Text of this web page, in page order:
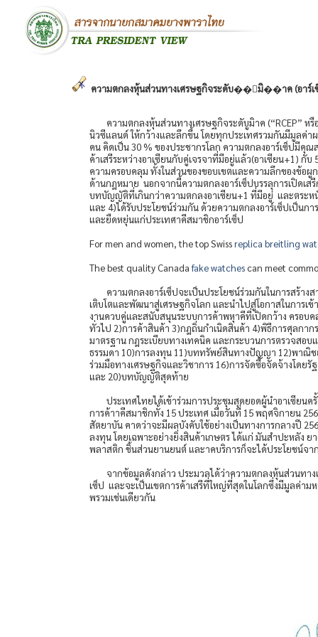
ความตกลงหุ้นส่วนทางเศรษฐกิจระดับ��ูมิ��าค (อาร์เ
ความตกลงหุ้นส่วนทางเศรษฐกิจระดับูมิาค (“RCEP” ห
นิวซีแลนด์ ให้กว้างและลึกขึ้น โดยทุกประเทศรวมกันมีมูลค่า
คน คิดเป็น 30 % ของประชากรโลก ความตกลงอาร์เซ็ปมีคุ
ค้าเสรีระหว่างอาเซียนกับคู่เจรจาที่มีอยู่แล้ว(อาเซียน+1) กั
ความครอบคลุม ทั้งในส่วนของขอบเขตและความลึกของข้อ
ด้านกฎหมาย นอกจากนี้ความตกลงอาร์เซ็ปบรรลุการเปิดเ
บทบัญญัติที่เกินกว่าความตกลงอาเซียน+1 ที่มีอยู่ และตระห
และ 4)ได้รับประโยชน์ร่วมกัน ด้วยความตกลงอาร์เซ็ปเป็นก
และยืดหยุ่นแก่ประเทศาคีสมาชิกอาร์เซ็ป
For men and women, the top Swissreplica breitling
The best quality Canadafake watchescan meet
ความตกลงอาร์เซ็ปจะเป็นประโยชน์ร่วมกันในการสร้า
เติบโตและพัฒนาสู่เศรษฐกิจโลก และนำไปสู่โอกาสในการเ
งานควบคู่และสนับสนุนระบบการค้าพหุาคีที่เปิดกว้าง ครอ
ทั่วไป 2)การค้าสินค้า 3)กฎถิ่นกำเนิดสินค้า 4)พิธีการศุลกา
มาตรฐาน กฎระเบียบทางเทคนิค และกระบวนการตรวจสอบ
ธรรมดา 10)การลงทุน 11)บททรัพย์สินทางปัญญา 12)พาณิช
ร่วมมือทางเศรษฐกิจและวิชาการ 16)การจัดซื้อจัดจ้างโด
และ 20)บทบัญญัติสุดท้าย
ประเทศไทยได้เข้าร่วมการประชุมสุดยอดผู้นำอาเซียน
การค้าาคีสมาชิกทั้ง 15 ประเทศ เมื่อวันที่ 15 พฤศจิกายน
สัตยาบัน คาดว่าจะมีผลบังคับใช้อย่างเป็นทางการกลางปี
ลงทุน โดยเฉพาะอย่างยิ่งสินค้าเกษตร ได้แก่ มันสำปะหลัง
พลาสติก ชิ้นส่วนยานยนต์ และาคบริการก็จะได้ประโยชน์จ
จากข้อมูลดังกล่าว ประมวลได้ว่าความตกลงหุ้นส่วนทา
เซ็ป และจะเป็นเขตการค้าเสรีที่ใหญ่ที่สุดในโลกซึ่งมีมูลค่าม
พรวมเช่นเดียวกัน